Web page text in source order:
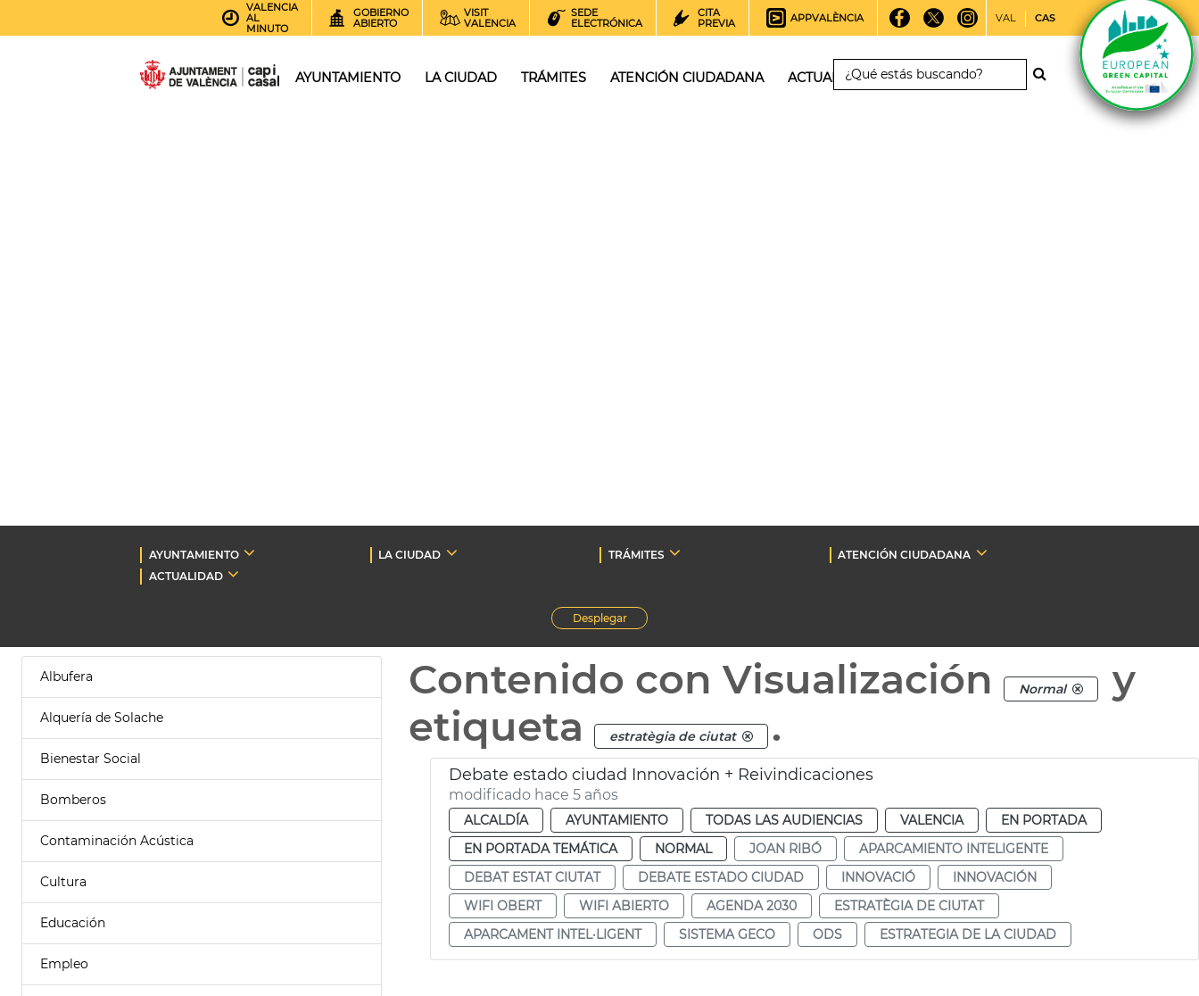
VALENCIA
AL
MINUTO
GOBIERNO
ABIERTO
VISIT
VALENCIA
SEDE
ELECTRÓNICA
CITA
PREVIA
APPVALÈNCIA VAL CAS
AYUNTAMIENTO LA CIUDAD TRÁMITES ATENCIÓN CIUDADANA ACTUALIDAD
AYUNTAMIENTO LA CIUDAD TRÁMITES
ATENCIÓN CIUDADANA
ACTUALIDAD
Desplegar
Albufera
Alquería de Solache
Bienestar Social
Bomberos
Contaminación Acústica
Cultura
Educación
Empleo
Contenido con Visualización Normal
y
etiqueta
estratègia de ciutat .
Debate estado ciudad Innovación + Reivindicaciones
modificado hace 5 años
ALCALDÍA AYUNTAMIENTO TODAS LAS AUDIENCIAS VALENCIA
EN PORTADA
EN PORTADA TEMÁTICA
NORMAL JOAN RIBÓ
APARCAMIENTO INTELIGENTE
DEBAT ESTAT CIUTAT
DEBATE ESTADO CIUDAD INNOVACIÓ
INNOVACIÓN
WIFI OBERT
WIFI ABIERTO AGENDA 2030
ESTRATÈGIA DE CIUTAT
APARCAMENT INTEL·LIGENT
SISTEMA GECO ODS ESTRATEGIA DE LA CIUDAD